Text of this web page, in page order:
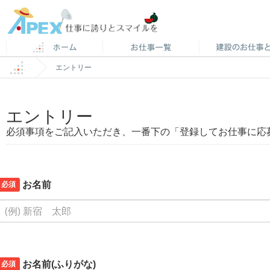
エントリー
エントリー
必須事項をご記入いただき、一番下の「登録してお仕事に
必須 お名前
必須 お名前(ふりがな)